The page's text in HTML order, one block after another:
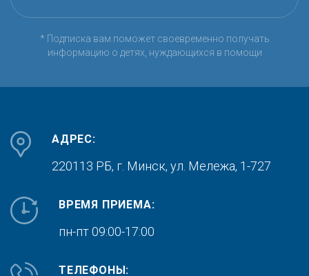
* Подписка вам поможет своевременно получать
информацию о детях, нуждающихся в помощи
АДРЕС:
220113 РБ, г. Минск, ул. Мележа, 1-727
ВРЕМЯ ПРИЕМА:
пн-пт 09:00-17:00
ТЕЛЕФОНЫ: